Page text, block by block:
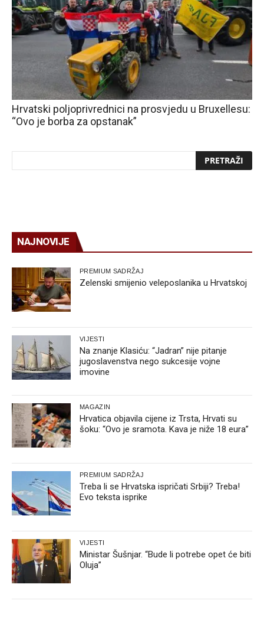
Hrvatski poljoprivrednici na prosvjedu u Bruxellesu:
“Ovo je borba za opstanak”
NAJNOVIJE
PREMIUM SADRŽAJ
Zelenski smijenio veleposlanika u Hrvatskoj
VIJESTI
Na znanje Klasiću: “Jadran” nije pitanje
jugoslavenstva nego sukcesije vojne
imovine
MAGAZIN
Hrvatica objavila cijene iz Trsta, Hrvati su
šoku: “Ovo je sramota. Kava je niže 18 eura”
PREMIUM SADRŽAJ
Treba li se Hrvatska ispričati Srbiji? Treba!
Evo teksta isprike
VIJESTI
Ministar Šušnjar. “Bude li potrebe opet će biti
Oluja”